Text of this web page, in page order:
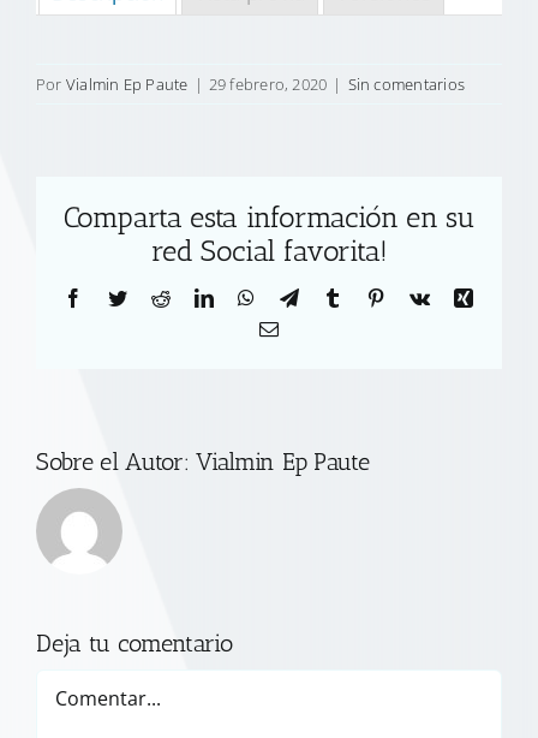
Por Vialmin Ep Paute | 29 febrero, 2020 | Sin comentarios
Comparta esta información en su
red Social favorita!
Facebook
TwitterRedditLinkedInWhatsApp
TelegramTumblr Pinterest
Vk
Xing
Correo
Sobre el Autor:Vialmin Ep Paute
Deja tu comentario